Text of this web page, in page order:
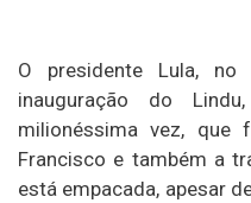
O presidente Lula,
inauguração do
milionéssima vez, que
Francisco e também a
está empacada, apesar